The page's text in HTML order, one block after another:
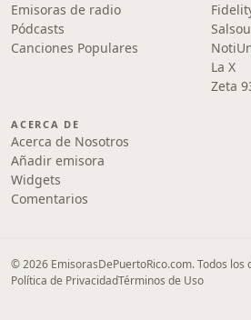
Emisoras de radio
Pódcasts
Canciones Populares
La X
Zeta
ACERCA DE
Acerca de Nosotros
Añadir emisora
Widgets
Comentarios
© 2026 EmisorasDePuertoRico.com. Todos los
Política de PrivacidadTérminos de Uso